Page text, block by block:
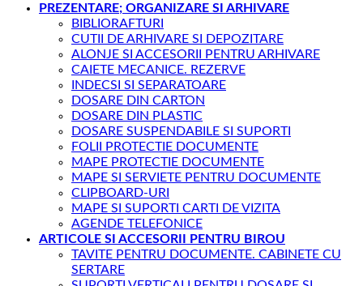
PREZENTARE; ORGANIZARE SI ARHIVARE
BIBLIORAFTURI
CUTII DE ARHIVARE SI DEPOZITARE
ALONJE SI ACCESORII PENTRU ARHIVARE
CAIETE MECANICE. REZERVE
INDECSI SI SEPARATOARE
DOSARE DIN CARTON
DOSARE DIN PLASTIC
DOSARE SUSPENDABILE SI SUPORTI
FOLII PROTECTIE DOCUMENTE
MAPE PROTECTIE DOCUMENTE
MAPE SI SERVIETE PENTRU DOCUMENTE
CLIPBOARD-URI
MAPE SI SUPORTI CARTI DE VIZITA
AGENDE TELEFONICE
ARTICOLE SI ACCESORII PENTRU BIROU
TAVITE PENTRU DOCUMENTE. CABINETE CU
SERTARE